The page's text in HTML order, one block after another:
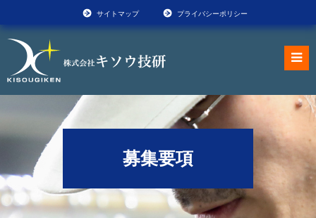
サイトマップ プライバシーポリシー
募集要項